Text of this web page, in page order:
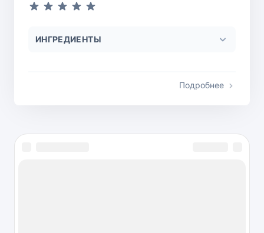
ИНГРЕДИЕНТЫ
Подробнее